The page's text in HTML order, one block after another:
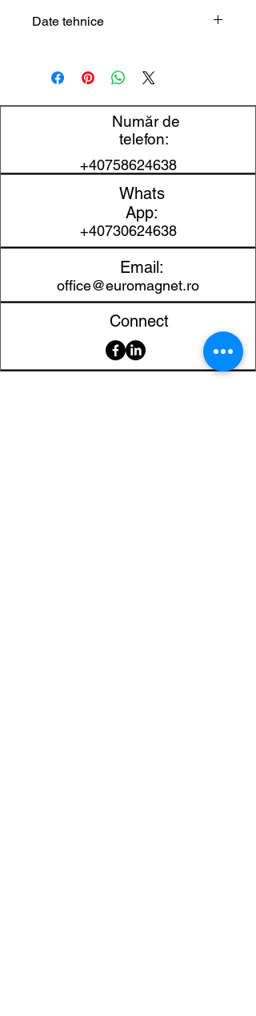
Date tehnice
inel
M8
inoxidabil
A2
A2
Compatibilitate
produse cu
filet interior
compatibil
Număr de
telefon:
+40758624638
Whats
App:
+40730624638
Email:
office@euromagnet.ro
Connect